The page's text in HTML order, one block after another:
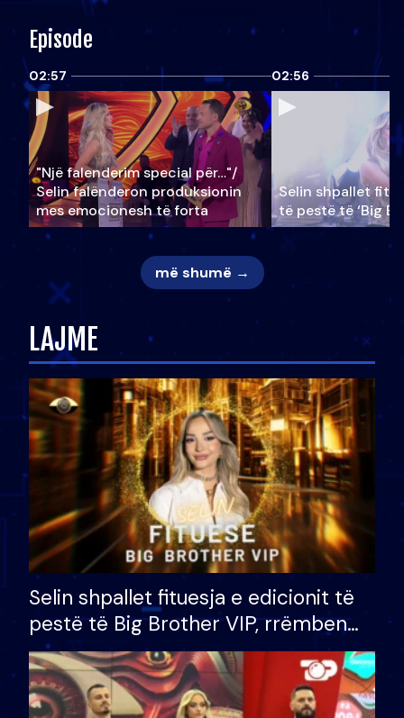
Episode
02:57
"Një falenderim special për…"/
Selin falënderon produksionin
mes emocionesh të forta
02:56
Selin shpallet
të pestë të ‘Big
më shumë →
LAJME
Selin shpallet fituesja e edicionit të
pestë të Big Brother VIP, rrëmben
çmimin e madh prej 100 mijë eurosh